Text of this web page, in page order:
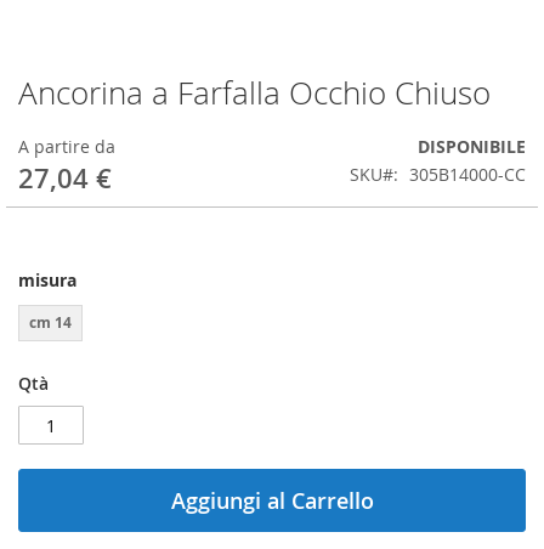
Ancorina a Farfalla Occhio Chiuso
A partire da
27,04 €
DISPONIBILE
SKU
305B14000-CC
misura
cm 14
Qtà
Aggiungi al Carrello
Vai
all'inizio
della
galleria
di
immagini